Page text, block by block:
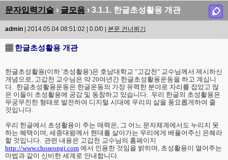
문자입력기술 › 글모음 › 3.1.1. 한글초성활용 개관
admin| 2014.05.04 08:51:02 | 0.0/0 | 본문 건너뛰기
▦ 한글초성활용 개관
한글초성활용(이하 '초성활용')은 호남대학교 "고갑천" 교수님께서 제시하신
개념으로, 고갑천 교수님은 약 20여년간 한글초성활용운동을 하고 계십니
다. 한글초성활용운동은 한글운동의 가장 유력한 분야로 자리를 잡았고 많
은 이들이 초성활용에 공감 및 동참하고 있습니다. 우리 한글의 초성활용은
무궁무진한 형태로 발전하여 디지털 시대에 우리의 삶을 풍요롭게하여 줄
것입니다.
우리 한글에서 초성활용이 주는 매력은, 그 어느 문자체계에서도 누리지 못
하는 혜택이며, 세종대왕께서 현대를 살아가는 우리에게 베풀어주신 은혜라
할 것입니다. 관련 내용은 고갑천 교수님의 홈페이지
http://www.choseongi.com 에서 인용한 것임을 밝히며, 초성활용이 열어주는
마법과 같이 신비한 세계로 안내합니다.